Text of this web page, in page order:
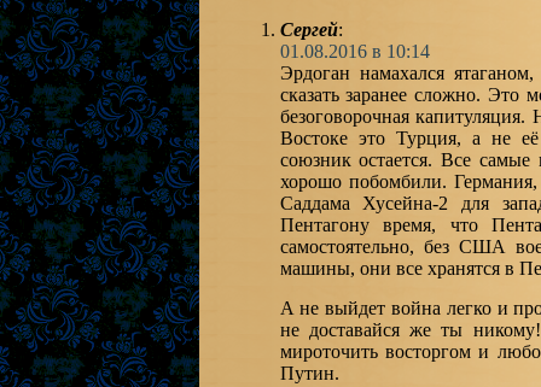
Сергей:
01.08.2016 в 10:14
Эрдоган намахался
сказать заранее сложно. Это
безоговорочная
Востоке это Турция, а не
союзник остается. Все
хорошо побомбили.
Саддама Хусейна-2 для
Пентагону время, что
самостоятельно, без США
машины, они все хранятся в
А не выйдет война легко и
не доставайся же ты
мироточить восторгом и
Путин.